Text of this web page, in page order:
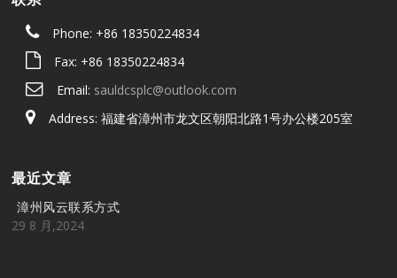
Phone: +86 18350224834
Fax: +86 18350224834
Email: sauldcsplc@outlook.com
Address: 福建省漳州市龙文区朝阳北路1号办公楼205室
最近文章
漳州风云联系方式
29 8 月,2024